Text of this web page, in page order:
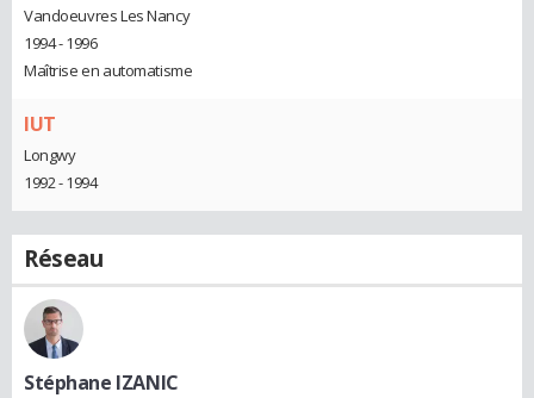
Vandoeuvres Les Nancy
1994 - 1996
Maîtrise en automatisme
IUT
Longwy
1992 - 1994
Réseau
Stéphane IZANIC